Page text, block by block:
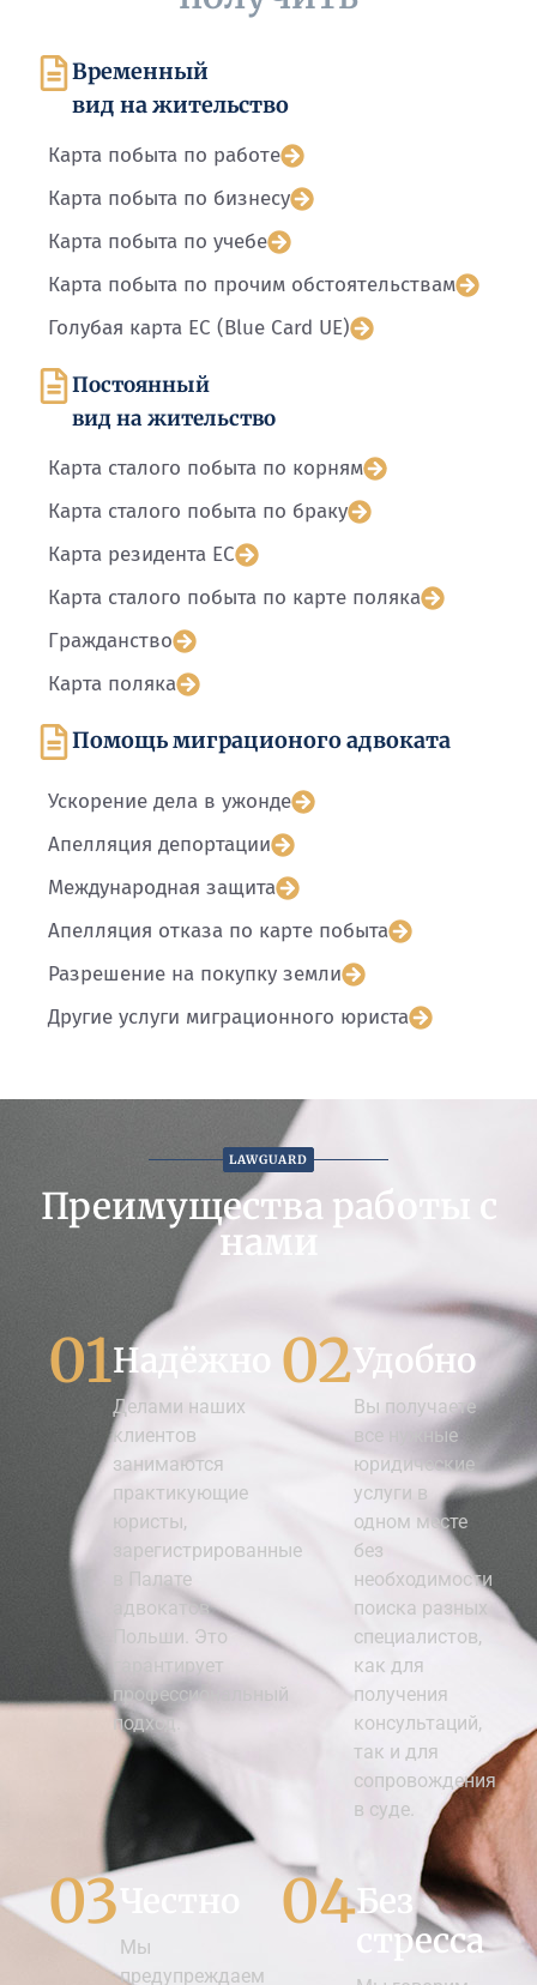
Временный
вид на жительство
Карта побыта по работе
Карта побыта по бизнесу
Карта побыта по учебе
Карта побыта по прочим обстоятельствам
Голубая карта ЕС (Blue Card UE)
Постоянный
вид на жительство
Карта сталого побыта по корням
Карта сталого побыта по браку
Карта резидента ЕС
Карта сталого побыта по карте поляка
Гражданство
Карта поляка
Помощь миграционого адвоката
Ускорение дела в ужонде
Апелляция депортации
Международная защита
Апелляция отказа по карте побыта
Разрешение на покупку земли
Другие услуги миграционного юриста
LAWGUARD
Преимущества работы с
нами
01Надёжно
Делами наших
клиентов
занимаются
практикующие
юристы,
зарегистрированные
в Палате
адвокатов
Польши. Это
гарантирует
профессиональный
подход.
02Удобно
Вы получаете
все нужные
юридические
услуги в
одном месте
без
необходимости
поиска разных
специалистов,
как для
получения
консультаций,
так и для
сопровождения
в суде.
03
Мы
предупреждаем
04Без
стресса